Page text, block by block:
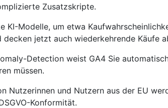
Zusatz­skripte.
KI-Modelle, um etwa
jetzt auch wiederkehrende Käufe
Detection weist GA4 Sie
müssen.
Nutzerinnen und Nutzern aus der EU
Konformität.